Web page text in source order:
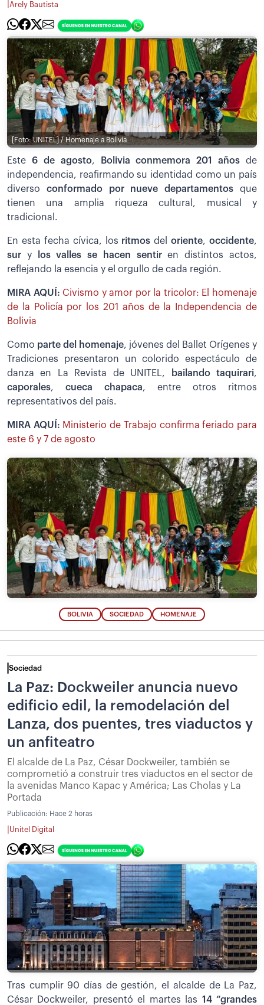
Arely Bautista
[Foto: UNITEL] / Homenaje a Bolivia
Este 6 de agosto, Bolivia conmemora 201 años de
independencia, reafirmando su identidad como un país
diverso conformado por nueve departamentos que
tienen una amplia riqueza cultural, musical y
tradicional.
En esta fecha cívica, los ritmosdeloriente, occidente,
sur y los valles se hacen sentiren distintos actos,
reflejando la esencia y el orgullo de cada región.
MIRA AQUÍ: Civismo y amor por la tricolor: El homenaje
de la Policía por los 201 años de la Independencia de
Bolivia
Como parte del homenaje, jóvenes del Ballet Orígenes y
Tradiciones presentaron un colorido espectáculo de
danza en La Revista de UNITEL,
bailando taquirari,
caporales, cueca chapaca, entre otros ritmos
representativos del país.
MIRA AQUÍ: Ministerio de Trabajo confirma feriado para
este 6 y 7 de agosto
BOLIVIA SOCIEDAD HOMENAJE
Sociedad
La Paz: Dockweiler anuncia nuevo
edificio edil, la remodelación del
Lanza, dos puentes, tres viaductos y
un anfiteatro
El alcalde de La Paz, César Dockweiler, también se
comprometió a construir tres viaductos en el sector de
la avenidas Manco Kapac y América; Las Cholas y La
Portada
Publicación: Hace 2 horas
Unitel Digital
Tras cumplir 90 días de gestión, el alcalde de La Paz,
César Dockweiler, presentó el martes las 14 “grandes